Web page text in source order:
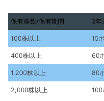
保有株数/保有期間 3年
保有株数/保有期間
3年
100株以上 15
400株以上 60
1,200株以上 80
2,000株以上 100